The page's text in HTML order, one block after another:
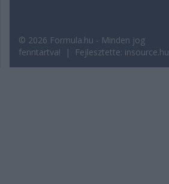
© 2026 Formula.hu - Minden jog
fenntartva! | Fejlesztette: insource.hu